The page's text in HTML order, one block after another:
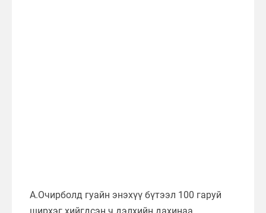
А.Очирболд гуайн энэхүү бүтээл 100 гаруй